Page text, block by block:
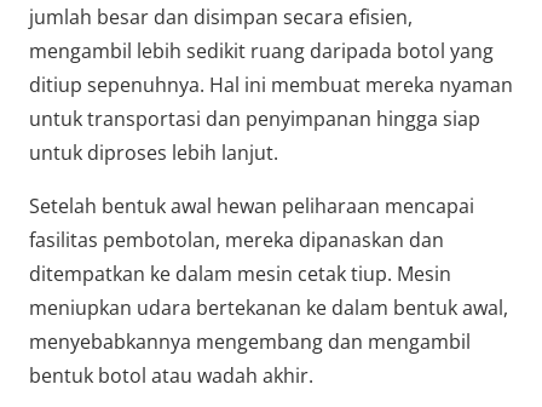
jumlah besar dan disimpan secara efisien,
mengambil lebih sedikit ruang daripada botol yang
ditiup sepenuhnya. Hal ini membuat mereka nyaman
untuk transportasi dan penyimpanan hingga siap
untuk diproses lebih lanjut.
Setelah bentuk awal hewan peliharaan mencapai
fasilitas pembotolan, mereka dipanaskan dan
ditempatkan ke dalam mesin cetak tiup. Mesin
meniupkan udara bertekanan ke dalam bentuk awal,
menyebabkannya mengembang dan mengambil
bentuk botol atau wadah akhir.